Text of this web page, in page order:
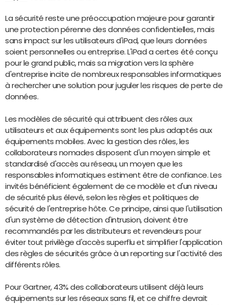
La sécurité reste une préoccupation majeure pour garantir
une protection pérenne des données confidentielles, mais
sans impact sur les utilisateurs d'iPad, que leurs données
soient personnelles ou entreprise. L'iPad a certes été conçu
pour le grand public, mais sa migration vers la sphère
d'entreprise incite de nombreux responsables informatiques
à rechercher une solution pour juguler les risques de perte de
données.
Les modèles de sécurité qui attribuent des rôles aux
utilisateurs et aux équipements sont les plus adaptés aux
équipements mobiles. Avec la gestion des rôles, les
collaborateurs nomades disposent d'un moyen simple et
standardisé d'accès au réseau, un moyen que les
responsables informatiques estiment être de confiance. Les
invités bénéficient également de ce modèle et d'un niveau
de sécurité plus élevé, selon les règles et politiques de
sécurité de l'entreprise hôte. Ce principe, ainsi que l'utilisation
d'un système de détection d'intrusion, doivent être
recommandés par les distributeurs et revendeurs pour
éviter tout privilège d'accès superflu et simplifier l'application
des règles de sécurités grâce à un reporting sur l'activité des
différents rôles.
Pour Gartner, 43% des collaborateurs utilisent déjà leurs
équipements sur les réseaux sans fil, et ce chiffre devrait